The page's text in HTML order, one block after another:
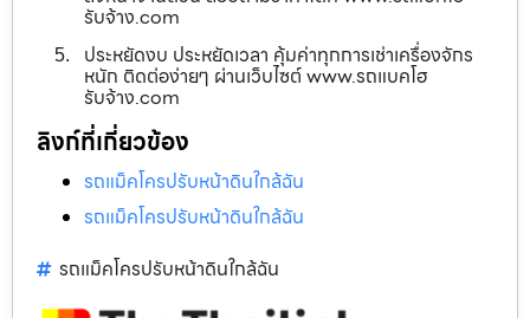
รับจ้าง.com
ประหยัดงบ ประหยัดเวลา คุ้มค่าทุกการเช่าเครื่องจักร
หนัก ติดต่อง่ายๆ ผ่านเว็บไซต์ www.รถแบคโฮ
รับจ้าง.com
ลิงก์ที่เกี่ยวข้อง
รถแม็คโครปรับหน้าดินใกล้ฉัน
รถแม็คโครปรับหน้าดินใกล้ฉัน
รถแม็คโครปรับหน้าดินใกล้ฉัน